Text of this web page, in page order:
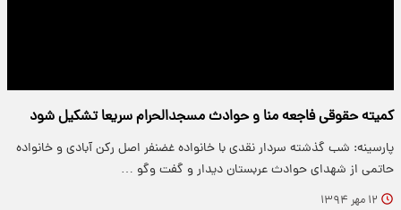
کمیته حقوقی فاجعه منا و حوادث مسجدالحرام سریعا تشکیل شود
پارسینه: شب گذشته سردار نقدی با خانواده غضنفر اصل رکن آبادی و خانواده
حاتمی از شهدای حوادث عربستان دیدار و گفت وگو …
۱۲ مهر ۱۳۹۴